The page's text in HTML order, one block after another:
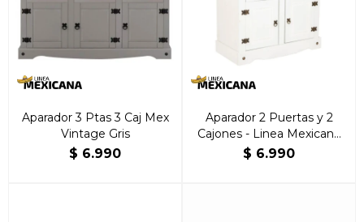
Aparador 3 Ptas 3 Caj Mex
Vintage Gris
$ 6.990
Aparador 2 Puertas y 2
Cajones - Linea Mexicana
Blanco
$ 6.990